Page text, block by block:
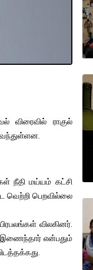
விரைவில் ராகுல்
நீதி மய்யம் கட்சி
வெற்றி பெறவில்லை
விலகினர்.
இணைந்தார் என்பதும்